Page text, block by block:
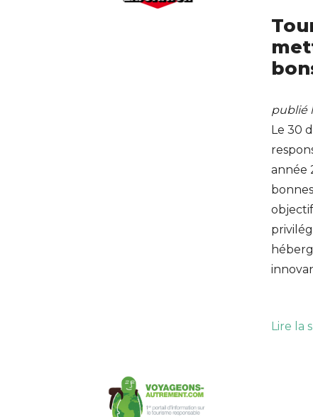
publié
Le 30
année
Lire la